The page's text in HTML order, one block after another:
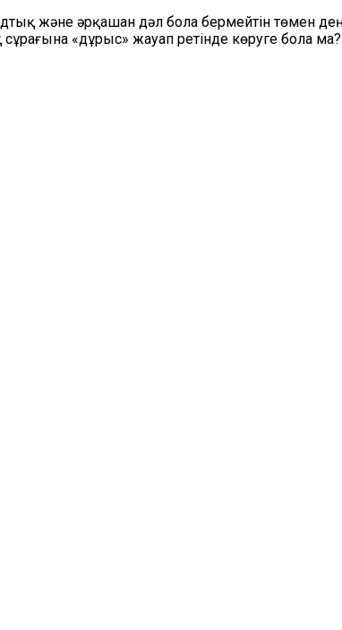
және әрқашан дәл бола бермейтін төмен
«дұрыс» жауап ретінде көруге бола